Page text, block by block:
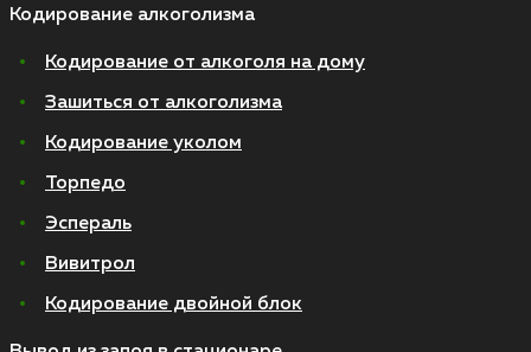
Кодирование алкоголизма
Кодирование от алкоголя на дому
Зашиться от алкоголизма
Кодирование уколом
Торпедо
Эспераль
Вивитрол
Кодирование двойной блок